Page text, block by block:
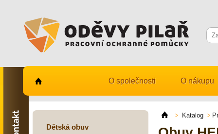
O společnosti O nákupu
Dětská obuv
Katalog
Kontaktujte nás
731 482 530
info@odevy-pilar.cz